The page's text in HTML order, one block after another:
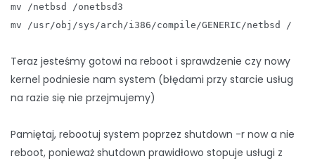
mv /netbsd /onetbsd3
mv /usr/obj/sys/arch/i386/compile/GENERIC/netbsd /
Teraz jesteśmy gotowi na reboot i sprawdzenie czy nowy
kernel podniesie nam system (błędami przy starcie usług
na razie się nie przejmujemy)
Pamiętaj, rebootuj system poprzez shutdown -r now a nie
reboot, ponieważ shutdown prawidłowo stopuje usługi z